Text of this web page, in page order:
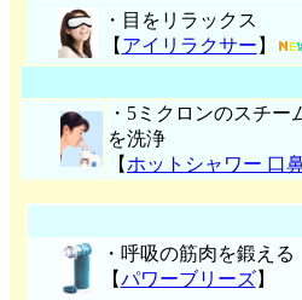
・目をリラックス
【 アイリラクサー 】
・5ミクロンのスチ
を洗浄
【 ホットシャワー 口
・呼吸の筋肉を鍛える
【パワーブリーズ】